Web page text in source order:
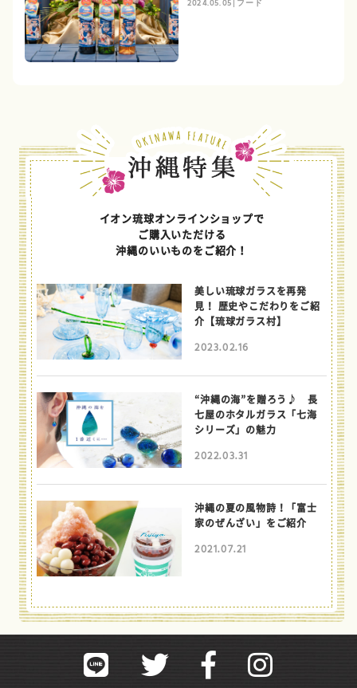
2024.05.05 フード
イオン琉球オンラインショップで
ご購入いただける
沖縄のいいものをご紹介！
美しい琉球ガラスを再発
見！ 歴史やこだわりをご紹
介【琉球ガラス村】
2023.02.16
“沖縄の海”を贈ろう♪ 長
七屋のホタルガラス「七海
シリーズ」の魅力
2022.03.31
沖縄の夏の風物詩！「富士
家のぜんざい」をご紹介
2021.07.21